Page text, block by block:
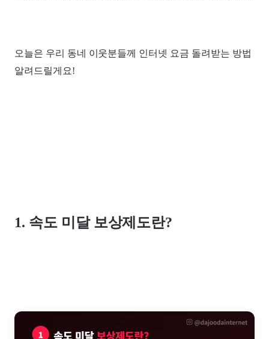
오늘은 우리 동네 이웃분들께 인터넷 요금 돌려받는 방법
알려드릴게요!
1. 속도 미달 보상제도란?